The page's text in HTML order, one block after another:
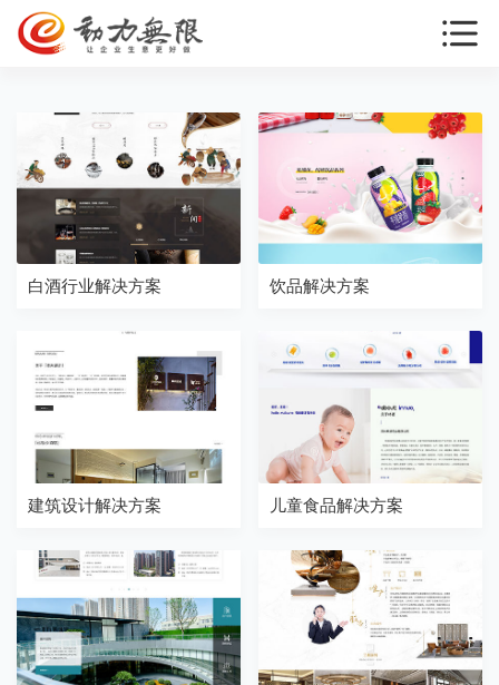
白酒行业解决方案 饮品解决方案
建筑设计解决方案 儿童食品解决方案